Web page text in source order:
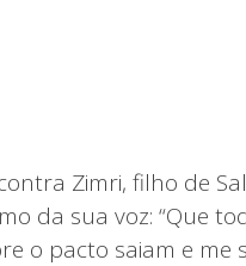
Zimri, filho de
da sua voz: “Que
o pacto saiam e me